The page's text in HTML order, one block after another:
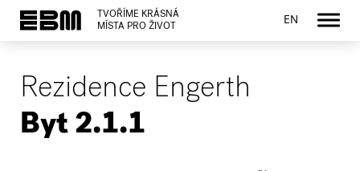
TVOŘÍME KRÁSNÁ
MÍSTA PRO ŽIVOT
EN
Rezidence Engerth
Byt 2.1.1